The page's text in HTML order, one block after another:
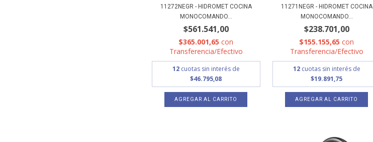
11272NEGR - HIDROMET COCINA
MONOCOMANDO...
$561.541,00
$365.001,65con
Transferencia/Efectivo
12 cuotas sin interés de
$46.795,08
11271NEGR - HIDROMET COCINA
MONOCOMANDO...
$238.701,00
$155.155,65con
Transferencia/Efectivo
12 cuotas sin interés de
$19.891,75